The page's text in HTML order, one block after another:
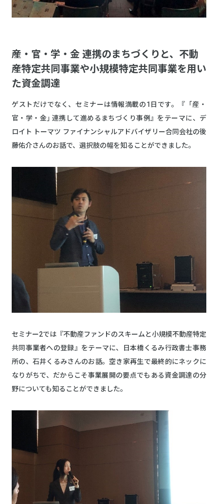
産・官・学・金 連携のまちづくりと、不動
産特定共同事業や小規模特定共同事業を用い
た資金調達
ゲストだけでなく、セミナーは情報満載の1日です。『「産・
官・学・金｣ 連携して進めるまちづくり事例』をテーマに、デ
ロイト トーマツ ファイナンシャルアドバイザリー合同会社の後
藤佑介さんのお話で、選択肢の幅を知ることができました。
セミナー2では『不動産ファンドのスキームと小規模不動産特定
共同事業者への登録』をテーマに、日本橋くるみ行政書士事務
所の、石井くるみさんのお話。空き家再生で最終的にネックに
なりがちで、だからこそ事業展開の要点でもある資金調達の分
野についても知ることができました。